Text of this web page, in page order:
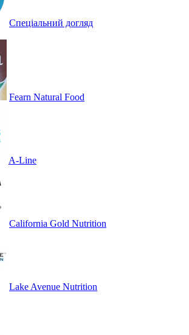
Спеціальний догляд
Fearn Natural Food
A-Line
California Gold Nutrition
Lake Avenue Nutrition